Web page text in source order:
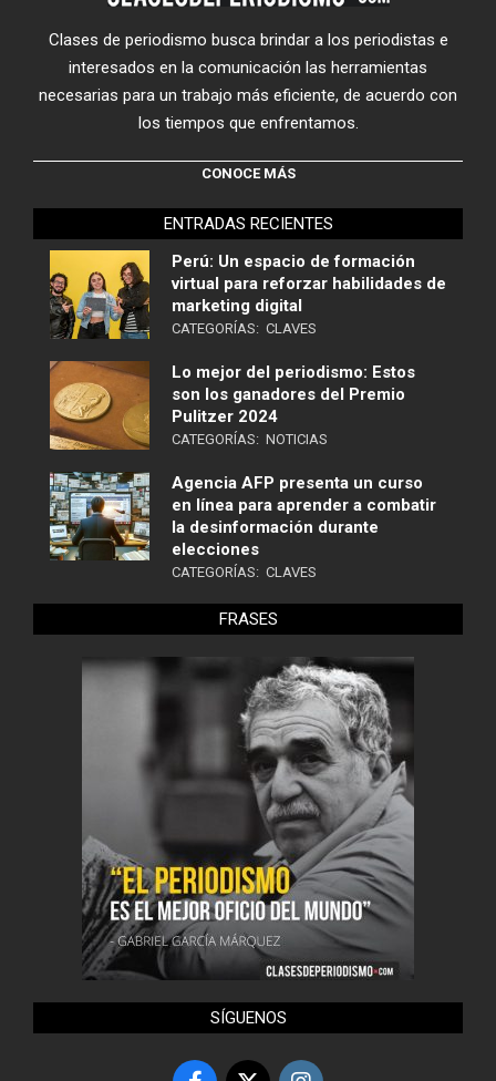
Clases de periodismo busca brindar a los periodistas e
interesados en la comunicación las herramientas
necesarias para un trabajo más eficiente, de acuerdo con
los tiempos que enfrentamos.
CONOCE MÁS
ENTRADAS RECIENTES
Perú: Un espacio de formación
virtual para reforzar habilidades de
marketing digital
CATEGORÍAS: CLAVES
Lo mejor del periodismo: Estos
son los ganadores del Premio
Pulitzer 2024
CATEGORÍAS: NOTICIAS
Agencia AFP presenta un curso
en línea para aprender a combatir
la desinformación durante
elecciones
CATEGORÍAS: CLAVES
FRASES
SÍGUENOS